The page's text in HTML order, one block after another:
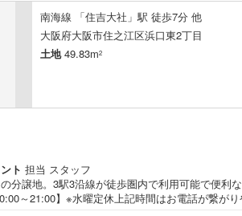
南海線 「住吉大社」駅 徒歩7分 他
大阪府大阪市住之江区浜口東2丁目
土地49.83m2
ト 担当 スタッフ
分譲地。3駅3沿線が徒歩圏内で利用可能で便利な
～21:00】※水曜定休上記時間はお電話が繋が
愛媛 高知
長崎
145) 京都市営地下鉄東西線
) OsakaMetro御堂筋線
(8) 神戸市営地下鉄西神
近鉄信貴線(25)
近鉄長野線(149)
( 7)
保存した条件を見る